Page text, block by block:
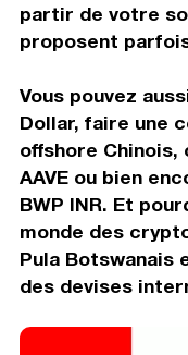
partir de votre
proposent
Vous pouvez
Dollar, faire une
offshore Chinois,
AAVE ou bien
BWP INR. Et
monde des
Pula Botswanais
des devises